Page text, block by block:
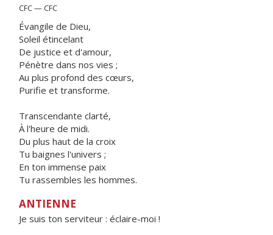
CFC — CFC
Évangile de Dieu,
Soleil étincelant
De justice et d'amour,
Pénètre dans nos vies ;
Au plus profond des cœurs,
Purifie et transforme.
Transcendante clarté,
À l'heure de midi.
Du plus haut de la croix
Tu baignes l'univers ;
En ton immense paix
Tu rassembles les hommes.
ANTIENNE
Je suis ton serviteur : éclaire-moi !